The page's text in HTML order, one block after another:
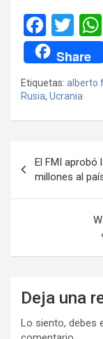
F
a
ce
b
o
k
T
wi
tt
er
Share
Etiquetas: alberto
Rusia, Ucrania
de
entradas
El FMI aprobó
millones al
Deja una
Lo siento, debes